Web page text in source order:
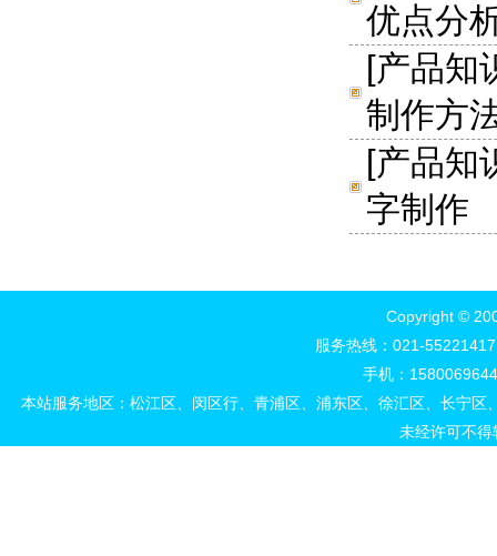
优点分
[产品知
制作方
[产品知
字制作
Copyright ©
服务热线：021-
手机：
本站服务地区：松江区、闵区行、青浦区、浦东区、徐汇区、长宁
未经许可不